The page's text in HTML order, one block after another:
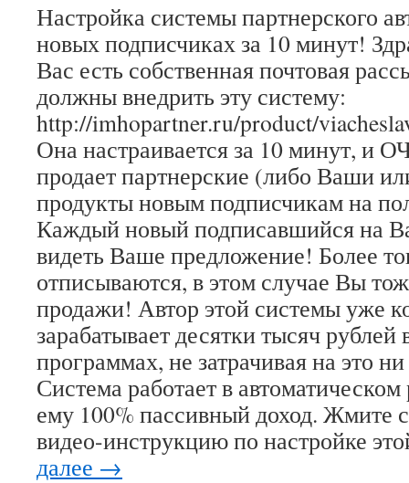
Настройка системы партнерского
новых подписчиках за 10 минут!
Вас есть собственная почтовая
должны внедрить эту систему:
http://imhopartner.ru/product/
Она настраивается за 10 минут, и
продает партнерские (либо Ваши
продукты новым подписчикам на
Каждый новый подписавшийся на
видеть Ваше предложение! Более
отписываются, в этом случае Вы
продажи! Автор этой системы уже
зарабатывает десятки тысяч рублей
программах, не затрачивая на это
Система работает в
ему 100% пассивный доход. Жмите
видео-инструкцию по настройке
далее →